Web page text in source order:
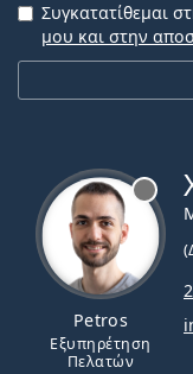
Συγκατατίθεμαι
μου και στην
Petros
Εξυπηρέτηση
Πελατών